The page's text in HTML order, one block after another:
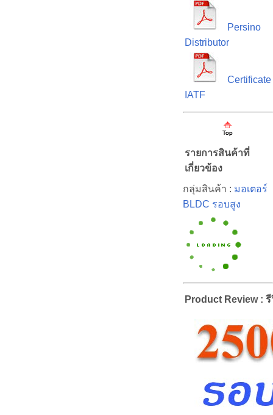
Persino
Distributor
Certificate
IATF
รายการสินค้าที่
เกี่ยวข้อง
กลุ่มสินค้า : มอเตอร์
BLDC รอบสูง
Product Review :